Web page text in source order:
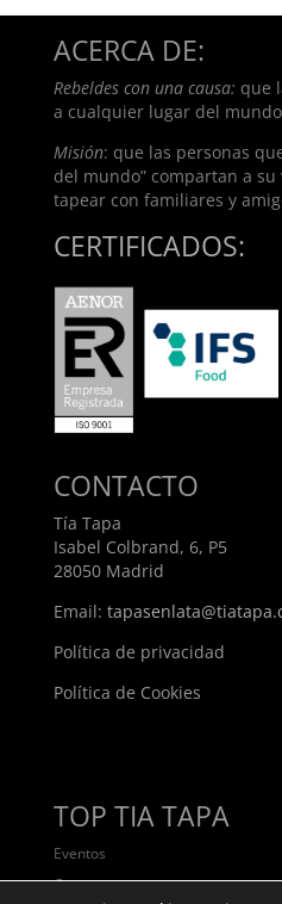
ACERCA DE:
Rebeldes con una causa: que
a cualquier lugar del
Misión: que las personas
del mundo” compartan a
tapear con familiares y
CERTIFICADOS:
CONTACTO
Tía Tapa
Isabel Colbrand, 6, P5
28050 Madrid
Email:
Política de privacidad
Política de Cookies
TOP TIA TAPA
Eventos
Contacto